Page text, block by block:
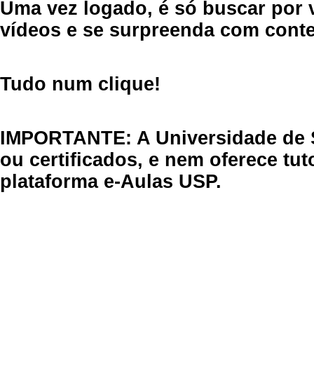
Uma vez logado, é só buscar por
vídeos e se surpreenda com
Tudo num clique!
IMPORTANTE: A Universidade
ou certificados, e nem oferece
plataforma e-Aulas USP.